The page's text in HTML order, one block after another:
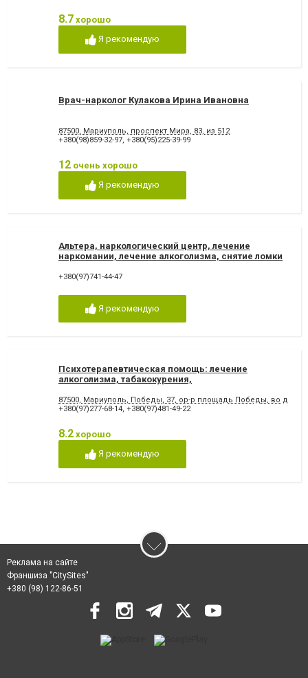
8.7 хорошо
Я рекомендую
Врач-нарколог Кулакова Ирина Ивановна
87500, Мариуполь, проспект Мира, 83, из 512
+380(98)859-32-97, +380(95)225-39-99
12 очень хорошо
Я рекомендую
Альтера, наркологический центр, лечение
наркомании, лечение алкоголизма, снятие ломки
+380(97)741-44-47
Я рекомендую
Психотерапевтическая помощь: лечение
алкоголизма, табакокурения,
87500, Мариуполь, Победы, 37, ор-р площадь Победы, во дворе
+380(97)277-68-14, +380(97)481-49-22
8.2 хорошо
Я рекомендую
Реклама на сайте
Франшиза "CitySites"
+380 (98) 122-86-51